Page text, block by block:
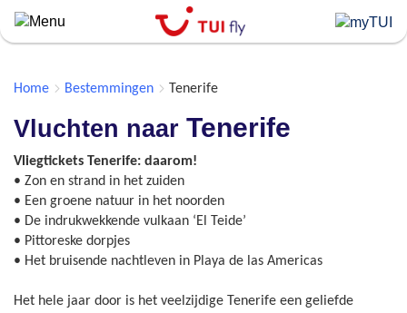
Skip
to
Home
Bestemmingen Tenerife
Vluchten naar Tenerife
Vliegtickets Tenerife: daarom!
• Zon en strand in het zuiden
• Een groene natuur in het noorden
• De indrukwekkende vulkaan ‘El Teide’
• Pittoreske dorpjes
• Het bruisende nachtleven in Playa de las Americas
Het hele jaar door is het veelzijdige Tenerife een geliefde